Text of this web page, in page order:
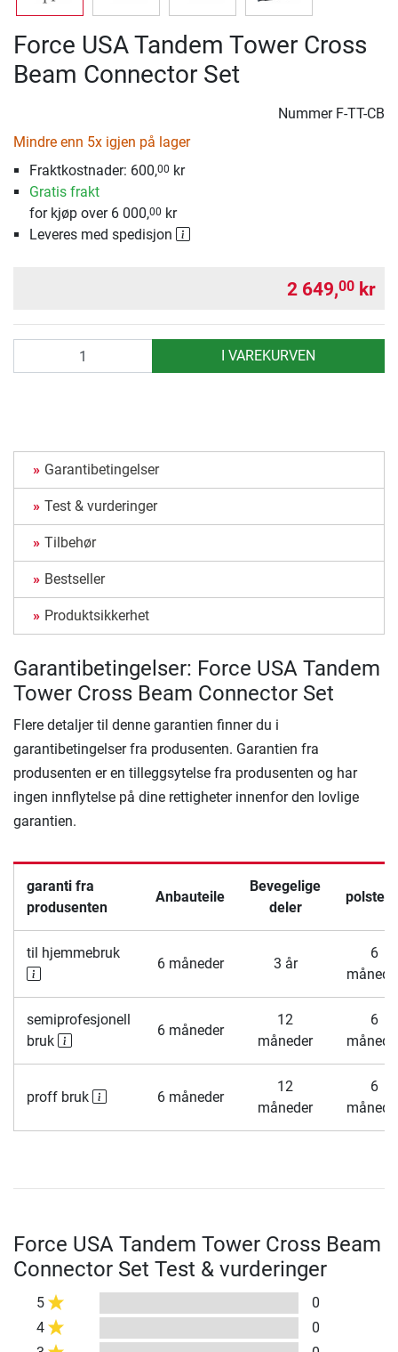
Force USA Tandem Tower Cross
Beam Connector Set
Nummer F-TT-CB
Mindre enn 5x igjen på lager
Fraktkostnader: 600,00 kr
Gratis frakt
for kjøp over 6 000,00 kr
Leveres med spedisjon
2 649,00 kr
I VAREKURVEN
Garantibetingelser
Test & vurderinger
Tilbehør
Bestseller
Produktsikkerhet
Garantibetingelser: Force USA Tandem
Tower Cross Beam Connector Set
Flere detaljer til denne garantien finner du i
garantibetingelser fra produsenten. Garantien fra
produsenten er en tilleggsytelse fra produsenten og har
ingen innflytelse på dine rettigheter innenfor den lovlige
garantien.
garanti fra
produsenten
Anbauteile
Bevegelige
deler
til hjemmebruk
6 måneder 3 år
6
semiprofesjonell
bruk
6 måneder
12
måneder
6
proff bruk 6 måneder
12
måneder
6
Force USA Tandem Tower Cross Beam
Connector Set Test & vurderinger
5
0
4
0